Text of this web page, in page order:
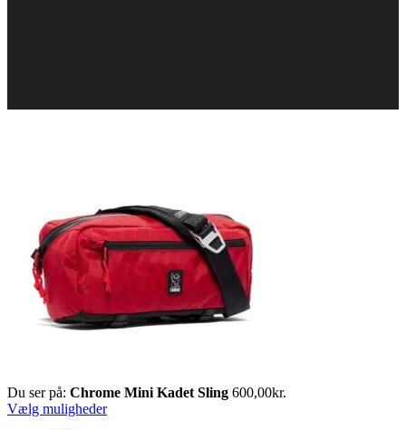
Du ser på: Chrome Mini Kadet Sling 600,00kr.
Vælg muligheder